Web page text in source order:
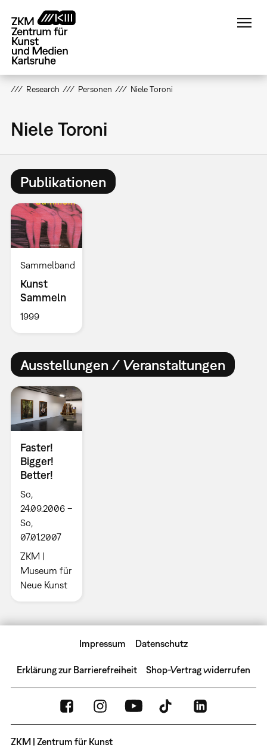
zum
Inhalt
Research Personen Niele Toroni
Niele Toroni
Publikationen
Sammelband
Kunst
Sammeln
1999
Ausstellungen / Veranstaltungen
Faster!
Bigger!
Better!
So,
24.09.2006 –
So,
07.01.2007
ZKM |
Museum für
Neue Kunst
Impressum Datenschutz
Erklärung zur Barrierefreiheit Shop-Vertrag widerrufen
ZKM | Zentrum für Kunst